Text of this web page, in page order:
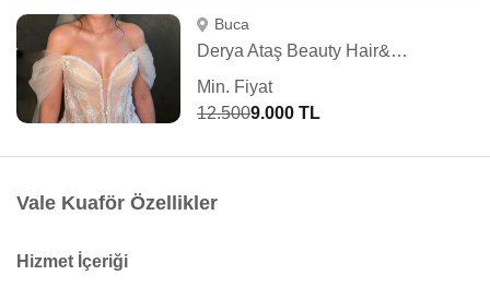
Buca
Derya Ataş Beauty Hair&Make Up
Min. Fiyat
12.5009.000 TL
Vale Kuaför Özellikler
Hizmet İçeriği